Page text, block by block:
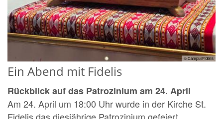
© CampusFidelis
Ein Abend mit Fidelis
Rückblick auf das Patrozinium am 24. April
Am 24. April um 18:00 Uhr wurde in der Kirche St.